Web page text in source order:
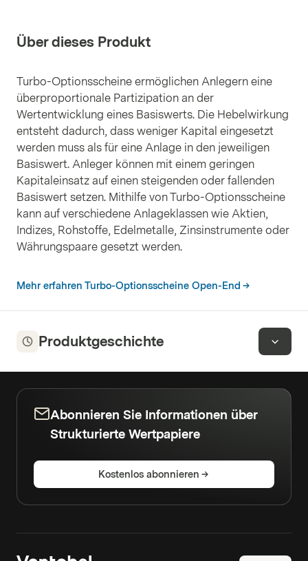
Über dieses Produkt
Turbo-Optionsscheine ermöglichen Anlegern eine
überproportionale Partizipation an der
Wertentwicklung eines Basiswerts. Die Hebelwirkung
entsteht dadurch, dass weniger Kapital eingesetzt
werden muss als für eine Anlage in den jeweiligen
Basiswert. Anleger können mit einem geringen
Kapitaleinsatz auf einen steigenden oder fallenden
Basiswert setzen. Mithilfe von Turbo-Optionsscheine
kann auf verschiedene Anlageklassen wie Aktien,
Indizes, Rohstoffe, Edelmetalle, Zinsinstrumente oder
Währungspaare gesetzt werden.
Mehr erfahren Turbo-Optionsscheine Open-End
Produktgeschichte
Abonnieren Sie Informationen über
Strukturierte Wertpapiere
Kostenlos abonnieren